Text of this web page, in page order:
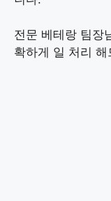
전문 베테랑 팀장
확하게 일 처리 해